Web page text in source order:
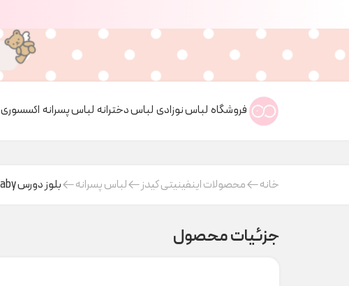
فروشگاه لباس نوزادی لباس دخترانه لباس پسرانه اکسسوری
خانه محصولات اینفینیتی کیدز لباس پسرانه بلوز دورس JoJo Baby کد H000437
جزئیات محصول